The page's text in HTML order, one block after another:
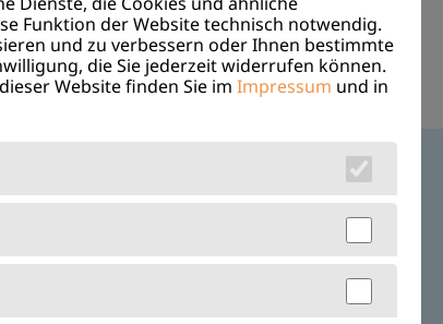
Transparenz & Compliance des
Trägers
Funktion der Website technisch notwendig.
und zu verbessern oder Ihnen bestimmte
die Sie jederzeit widerrufen können.
Website finden Sie im Impressum und in